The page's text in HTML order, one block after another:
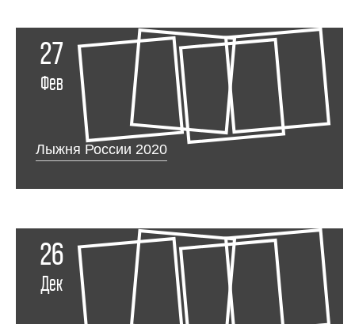
27
Фев
Лыжня России 2020
26
Дек